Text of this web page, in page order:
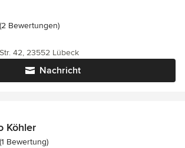
5 von 5 Sternen
(2 Bewertungen)
Nachricht
42, 23552 Lübeck
Köhler
5 von 5 Sternen
(1 Bewertung)